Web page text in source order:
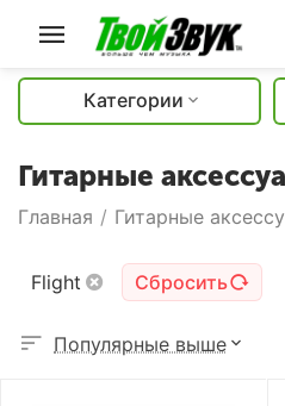
Категории
Гитарные
Главная / Гитарные
Flight Сбросить
Популярные выше